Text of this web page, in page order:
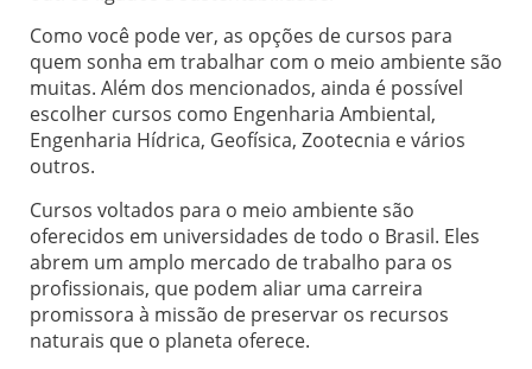
Como você pode ver, as opções de cursos para
quem sonha em trabalhar com o meio ambiente são
muitas. Além dos mencionados, ainda é possível
escolher cursos como Engenharia Ambiental,
Engenharia Hídrica, Geofísica, Zootecnia e vários
outros.
Cursos voltados para o meio ambiente são
oferecidos em universidades de todo o Brasil. Eles
abrem um amplo mercado de trabalho para os
profissionais, que podem aliar uma carreira
promissora à missão de preservar os recursos
naturais que o planeta oferece.